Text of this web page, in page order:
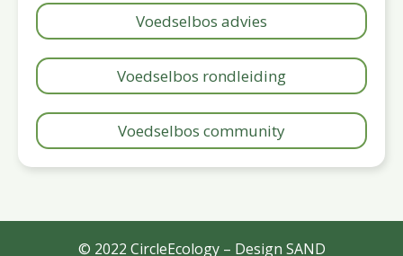
Voedselbos advies
Voedselbos rondleiding
Voedselbos community
© 2022 CircleEcology – Design SAND